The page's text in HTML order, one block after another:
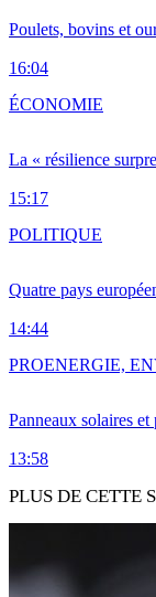
Poulets, bovins et
16:04
La « résilience
15:17
ÉCONOMIE
Quatre pays
14:44
POLITIQUE
Panneaux solaires
13:58
PROENERGIE,
PLUS DE CETTE